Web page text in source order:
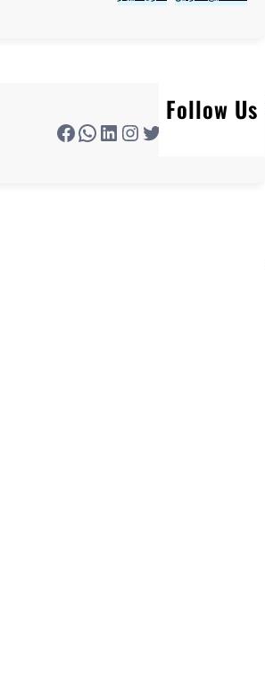
Follow Us
تويتر إنستجرام لينكد إن واتسابفيسبوك